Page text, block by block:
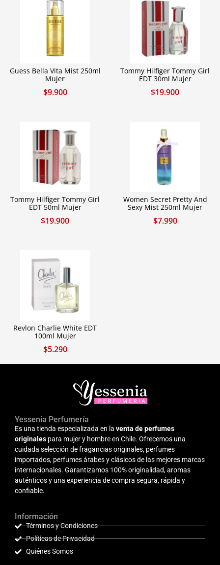
Guess Bella Vita Mist 250ml
Mujer
$9.900
Tommy Hilfiger Tommy Girl
EDT 30ml Mujer
$19.900
Tommy Hilfiger Tommy Girl
EDT 50ml Mujer
$19.900
Women Secret Pretty And
Sexy Mist 250ml Mujer
$7.990
Revlon Charlie White EDT
100ml Mujer
$5.290
Yessenia Perfumería
Es una tienda especializada en la venta de perfumes
originales para mujer y hombre en Chile. Ofrecemos una
cuidada selección de fragancias originales, perfumes
importados, perfumes árabes y clásicos de las mejores marcas
internacionales. Garantizamos 100% originalidad, aromas
auténticos y una experiencia de compra segura, rápida y
confiable.
Información
Términos y Condiciones
Políticas de Privacidad
Quiénes Somos